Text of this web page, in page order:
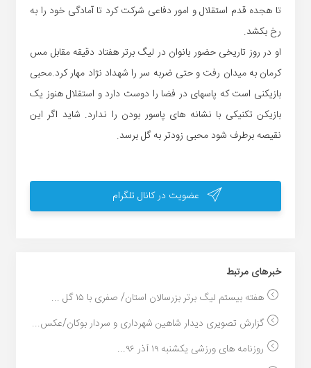
تا هجده قدم استقلال و امور دفاعی شرکت کرد تا آمادگی خود را به
رخ بکشد.
او در روز تاریخی حضور بانوان در لیگ برتر هفتاد دقیقه مقابل مس
کرمان به میدان رفت و حتی ضربه سر را شهداد نژاد مهار کرد.محبی
بازیکنی است که پاسهای در فضا را دوست دارد و استقلال هنوز یک
بازیکن تکنیکی با نشانه های پاسور بودن را ندارد. شاید اگر این
نقیصه برطرف شود محبی زودتر به گل برسد.
عضویت در کانال تلگرام
خبر‌های مرتبط
هفته بیستم لیگ برتر بزرسالان استان/ صفری با ۱۵ گل ...
گزارش تصویری دیدار شاهین شهرداری و سردار بوکان/عکس...
روزنامه های ورزشی یکشنبه ۱۹ آذر ۹۶...